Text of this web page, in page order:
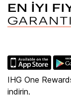
IHG One
indirin.